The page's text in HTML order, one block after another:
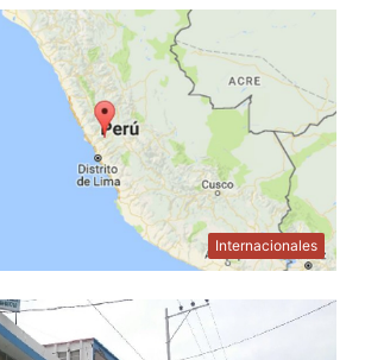
Internacionales